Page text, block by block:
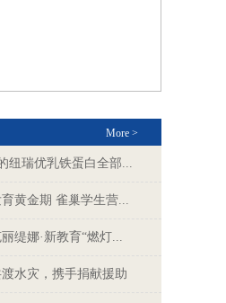
More >
纽瑞优乳铁蛋白全部...
黄金期 雀巢学生营...
缇娜·新教育“燃灯...
水灾，携手捐献援助